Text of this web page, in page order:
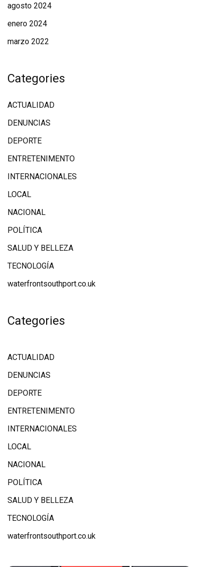
agosto 2024
enero 2024
marzo 2022
Categories
ACTUALIDAD
DENUNCIAS
DEPORTE
ENTRETENIMENTO
INTERNACIONALES
LOCAL
NACIONAL
POLÍTICA
SALUD Y BELLEZA
TECNOLOGÍA
waterfrontsouthport.co.uk
Categories
ACTUALIDAD
DENUNCIAS
DEPORTE
ENTRETENIMENTO
INTERNACIONALES
LOCAL
NACIONAL
POLÍTICA
SALUD Y BELLEZA
TECNOLOGÍA
waterfrontsouthport.co.uk